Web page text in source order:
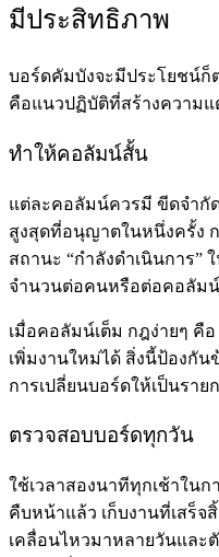
มีประสิทธิภาพ
บอร์ดคัมบังจะมีประโยชน์ก็
คือแนวปฏิบัติที่สร้างความแ
ทำให้คอลัมน์สั้น
แต่ละคอลัมน์ควรมี ขีดจำกั
สูงสุดที่อนุญาตในหนึ่งครั้ง
สถานะ “กำลังดำเนินการ”
จำนวนต่อคนหรือต่อคอลัมน์
เมื่อคอลัมน์เต็ม กฎง่ายๆ คือ
เพิ่มงานใหม่ได้ สิ่งนี้ป้องกั
การเปลี่ยนบอร์ดให้เป็นราย
ตรวจสอบบอร์ดทุกวัน
ใช้เวลาสองนาทีทุกเช้าใน
คืบหน้าแล้ว เก็บงานที่เสร็จ
เคลื่อนไหวมาหลายวันและ